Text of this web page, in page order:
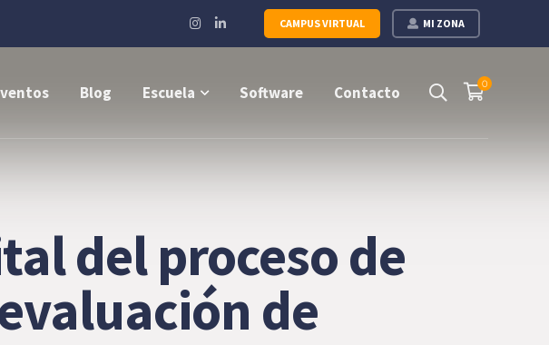
MI ZONA
CAMPUS VIRTUAL
Instagram
Profile
LinkedIn
Profile
0
Blog Escuela Software Contacto
del proceso de
de